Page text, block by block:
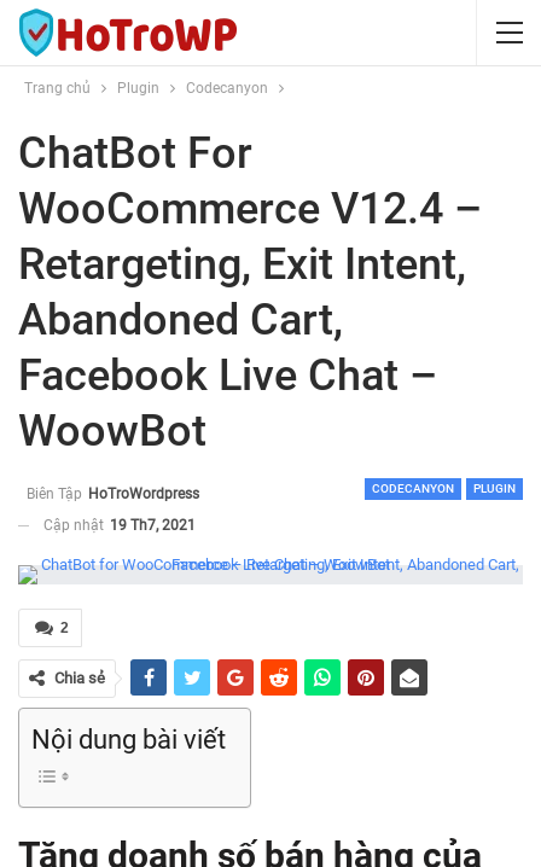
Trang chủ Plugin Codecanyon
ChatBot For
WooCommerce V12.4 –
Retargeting, Exit Intent,
Abandoned Cart,
Facebook Live Chat –
WoowBot
CODECANYON PLUGIN
Biên Tập HoTroWordpress
Cập nhật 19 Th7, 2021
2
Chia sẻ
Nội dung bài viết
Tăng doanh số bán hàng của